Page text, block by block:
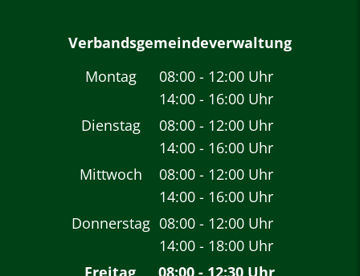
Verbandsgemeindeverwaltung
Montag
08:00 - 12:00 Uhr
Von 08:00 bis 12:00
14:00 - 16:00 Uhr
Von 14:00 bis 16:00
Dienstag 08:00 - 12:00 Uhr
Von 08:00 bis 12:00
14:00 - 16:00 Uhr
Von 14:00 bis 16:00
Mittwoch 08:00 - 12:00 Uhr
Von 08:00 bis 12:00
14:00 - 16:00 Uhr
Von 14:00 bis 16:00
Donnerstag 08:00 - 12:00 Uhr
Von 08:00 bis 12:00
14:00 - 18:00 Uhr
Von 14:00 bis 18:00
Freitag 08:00- 12:30Uhr